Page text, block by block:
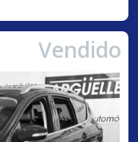
Vendido